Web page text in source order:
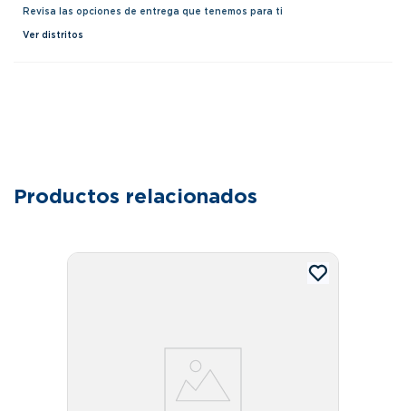
Revisa las opciones de entrega que tenemos para ti
Ver distritos
Productos relacionados